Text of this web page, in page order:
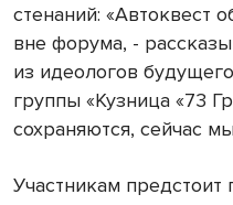
стенаний: «Автоквест
вне форума, -
из идеологов
группы «Кузница «73
сохраняются, сейчас
Участникам предстоит